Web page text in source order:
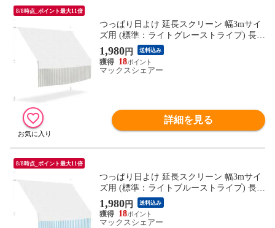
8/8時点_ポイント最大11倍
つっぱり日よけ 延長スクリーン 幅3mサイ
ズ用 (標準：ライトグレーストライプ) 長さ
80cm つっぱり日よけスクリーン サンシェ
ード シェード オーニング ※延長用スクリ
ーンのみ/日よけ本体別売 送料無料
1,980円 送料込み
18
マックスシェアー
詳細を見る
8/8時点_ポイント最大11倍
つっぱり日よけ 延長スクリーン 幅3mサイ
ズ用 (標準：ライトブルーストライプ) 長さ
80cm つっぱり日よけスクリーン サンシェ
ード シェード オーニング ※延長用スクリ
ーンのみ/日よけ本体別売 送料無料
1,980円 送料込み
18
マックスシェアー